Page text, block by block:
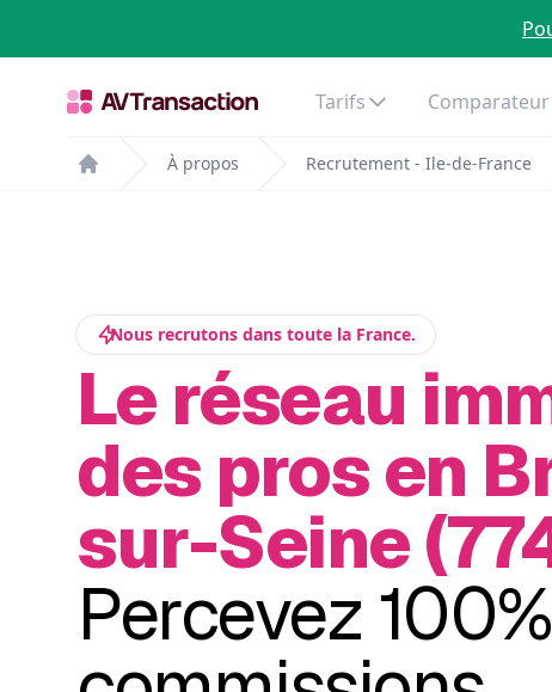
Tarifs
Home
À propos Recrutement - Ile-de-France
Nous recrutons dans toute la France.
Le réseau
des pros en
sur-Seine
Percevez